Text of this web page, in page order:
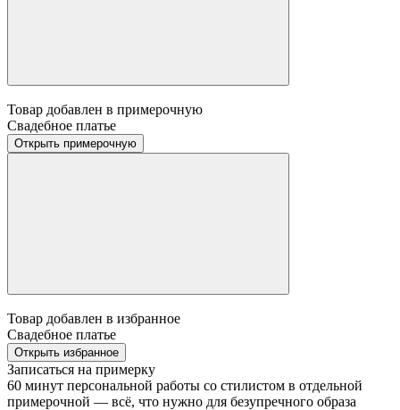
Товар добавлен в примерочную
Свадебное платье
Открыть примерочную
Товар добавлен в избранное
Свадебное платье
Открыть избранное
Записаться на примерку
60 минут персональной работы со стилистом в отдельной
примерочной — всё, что нужно для безупречного образа